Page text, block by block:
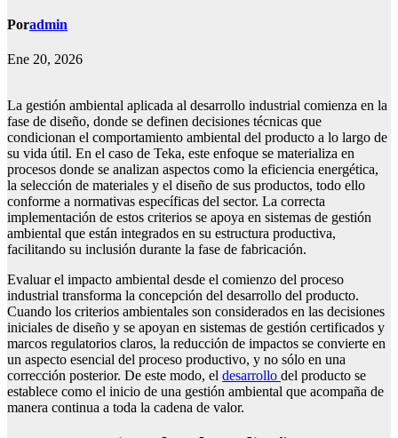
Poradmin
Ene 20, 2026
La gestión ambiental aplicada al desarrollo industrial comienza en la
fase de diseño, donde se definen decisiones técnicas que
condicionan el comportamiento ambiental del producto a lo largo de
su vida útil. En el caso de Teka, este enfoque se materializa en
procesos donde se analizan aspectos como la eficiencia energética,
la selección de materiales y el diseño de sus productos, todo ello
conforme a normativas específicas del sector. La correcta
implementación de estos criterios se apoya en sistemas de gestión
ambiental que están integrados en su estructura productiva,
facilitando su inclusión durante la fase de fabricación.
Evaluar el impacto ambiental desde el comienzo del proceso
industrial transforma la concepción del desarrollo del producto.
Cuando los criterios ambientales son considerados en las decisiones
iniciales de diseño y se apoyan en sistemas de gestión certificados y
marcos regulatorios claros, la reducción de impactos se convierte en
un aspecto esencial del proceso productivo, y no sólo en una
corrección posterior. De este modo, el desarrollo del producto se
establece como el inicio de una gestión ambiental que acompaña de
manera continua a toda la cadena de valor.